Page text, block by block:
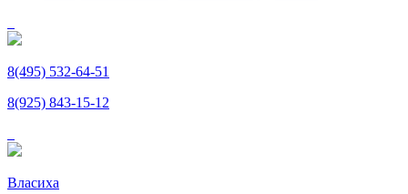
8(495) 532-64-51
8(925) 843-15-12
Власиха